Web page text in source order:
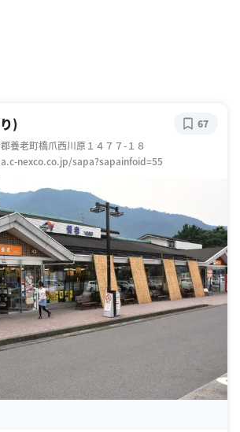
)
養老町橋爪西川原１４７７-１８
nexco.co.jp/sapa?sapainfoid=55
67